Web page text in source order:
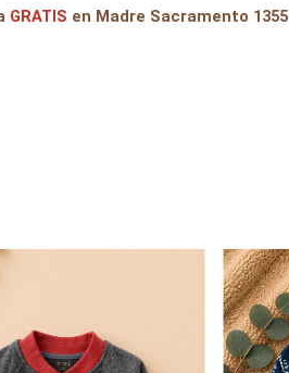
GRATIS en Madre Sacramento 1355